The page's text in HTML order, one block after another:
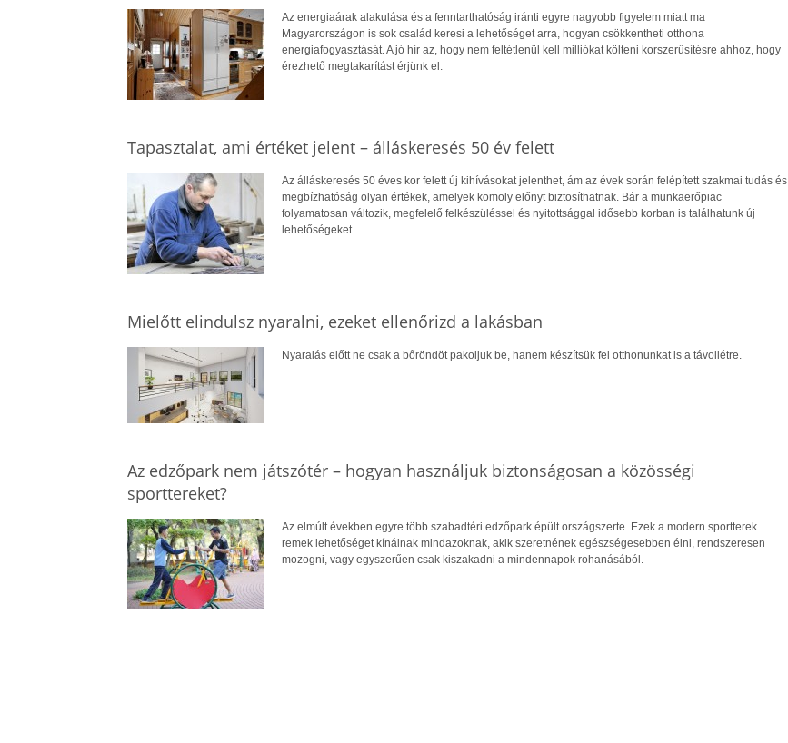
Az energiaárak alakulása és a fenntarthatóság iránti egyre nagyobb figyelem miatt ma
Magyarországon is sok család keresi a lehetőséget arra, hogyan csökkentheti otthona
energiafogyasztását. A jó hír az, hogy nem feltétlenül kell milliókat költeni korszerűsítésre ahhoz, hogy
érezhető megtakarítást érjünk el.
Tapasztalat, ami értéket jelent – álláskeresés 50 év felett
Az álláskeresés 50 éves kor felett új kihívásokat jelenthet, ám az évek során felépített szakmai tudás és
megbízhatóság olyan értékek, amelyek komoly előnyt biztosíthatnak. Bár a munkaerőpiac
folyamatosan változik, megfelelő felkészüléssel és nyitottsággal idősebb korban is találhatunk új
lehetőségeket.
Mielőtt elindulsz nyaralni, ezeket ellenőrizd a lakásban
Nyaralás előtt ne csak a bőröndöt pakoljuk be, hanem készítsük fel otthonunkat is a távollétre.
Az edzőpark nem játszótér – hogyan használjuk biztonságosan a közösségi
sporttereket?
Az elmúlt években egyre több szabadtéri edzőpark épült országszerte. Ezek a modern sportterek
remek lehetőséget kínálnak mindazoknak, akik szeretnének egészségesebben élni, rendszeresen
mozogni, vagy egyszerűen csak kiszakadni a mindennapok rohanásából.